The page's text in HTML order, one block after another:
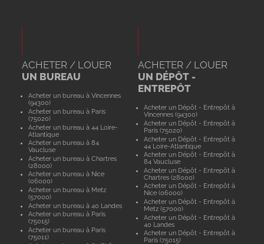
ACHETER / LOUER
UN BUREAU
Acheter un bureau à Vincennes
(94300)
Acheter un bureau à Paris
(75020)
Acheter un bureau à 44 Loire-
Atlantique
Acheter un bureau à 84
Vaucluse
Acheter un bureau à Chartres
(28000)
Acheter un bureau à Nice
(06000)
Acheter un bureau à Metz
(57000)
Acheter un bureau à 40 Landes
Acheter un bureau à Paris
(75015)
Acheter un bureau à Paris
(75011)
ACHETER / LOUER
UN DÉPÔT -
ENTREPÔT
Acheter un Dépôt - Entrepôt à
Vincennes (94300)
Acheter un Dépôt - Entrepôt à
Paris (75020)
Acheter un Dépôt - Entrepôt à
44 Loire-Atlantique
Acheter un Dépôt - Entrepôt à
84 Vaucluse
Acheter un Dépôt - Entrepôt à
Chartres (28000)
Acheter un Dépôt - Entrepôt à
Nice (06000)
Acheter un Dépôt - Entrepôt à
Metz (57000)
Acheter un Dépôt - Entrepôt à
40 Landes
Acheter un Dépôt - Entrepôt à
Paris (75015)